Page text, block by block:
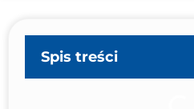
Spis treści